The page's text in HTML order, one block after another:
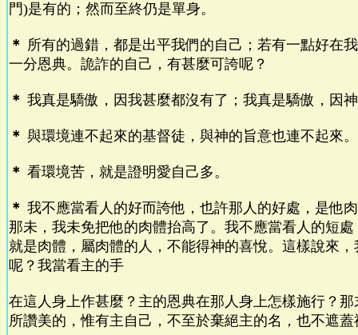
門)是有的；然而至終仍是單身。
＊ 所有的過錯，都是出平我們的自己；若有一點好在
一分恩典。詭詐的自己，有甚麼可誇呢？
＊ 我真是驕傲，因我甚麼都沒有了；我真是驕傲，因
＊ 與環境連不起來的基督徒，與神的旨意也連不起來。
＊ 看環境苦，就是證明愛自己多。
＊ 我不應當看人的好而誇他，也許那人的好處，是他
那未，我未免把他的肉體抬高了。我不應當看人的短
就是肉體，屬肉體的人，不能得神的喜悅。這樣說來
呢？我當看主的手
在這人身上作甚麼？主的恩典在那人身上怎樣施行？
所讚美的，惟有主自己，不至於棄絕主的名，也不遮